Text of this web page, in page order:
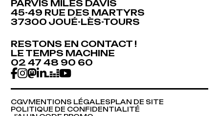
PARVIS MILES DAVIS
45-49 RUE DES MARTYRS
37300 JOUÉ-LÈS-TOURS
RESTONS EN CONTACT !
LE TEMPS MACHINE
02 47 48 90 60
CGVMENTIONS LÉGALESPLAN DE SITE
POLITIQUE DE CONFIDENTIALITÉ
RESTONS EN CONTACT !
LE TEMPS MACHINE
02 47 48 90 60
CGVMENTIONS LÉGALESPLAN DE SITE
POLITIQUE DE CONFIDENTIALITÉ